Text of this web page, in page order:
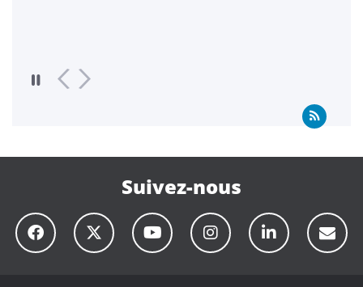
Suivez-nous